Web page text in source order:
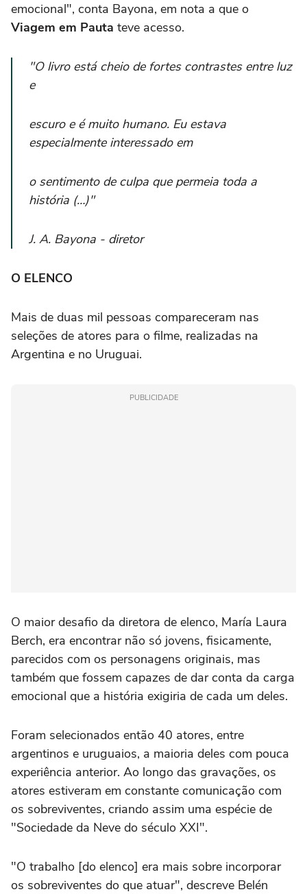
emocional", conta Bayona, em nota a que o
Viagem em Pauta teve acesso.
"O livro está cheio de fortes contrastes entre luz
e
escuro e é muito humano. Eu estava
especialmente interessado em
o sentimento de culpa que permeia toda a
história (…)"
J. A. Bayona - diretor
O ELENCO
Mais de duas mil pessoas compareceram nas
seleções de atores para o filme, realizadas na
Argentina e no Uruguai.
PUBLICIDADE
O maior desafio da diretora de elenco, María Laura
Berch, era encontrar não só jovens, fisicamente,
parecidos com os personagens originais, mas
também que fossem capazes de dar conta da carga
emocional que a história exigiria de cada um deles.
Foram selecionados então 40 atores, entre
argentinos e uruguaios, a maioria deles com pouca
experiência anterior. Ao longo das gravações, os
atores estiveram em constante comunicação com
os sobreviventes, criando assim uma espécie de
"Sociedade da Neve do século XXI".
"O trabalho [do elenco] era mais sobre incorporar
os sobreviventes do que atuar", descreve Belén